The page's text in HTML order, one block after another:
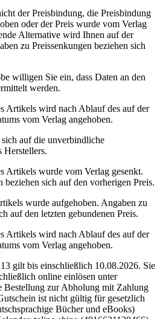
der Preisbindung, die Preisbindung
oder der Preis wurde vom Verlag
Alternative wird Ihnen auf der
zu Preissenkungen beziehen sich
willigen Sie ein, dass Daten an den
werden.
Artikels wird nach Ablauf des auf der
vom Verlag angehoben.
auf die unverbindliche
Herstellers.
Artikels wurde vom Verlag gesenkt.
beziehen sich auf den vorherigen Preis.
wurde aufgehoben. Angaben zu
auf den letzten gebundenen Preis.
Artikels wird nach Ablauf des auf der
vom Verlag angehoben.
gilt bis einschließlich 10.08.2026. Sie
online einlösen unter
Bestellung zur Abholung mit Zahlung
ist nicht gültig für gesetzlich
Bücher und eBooks)